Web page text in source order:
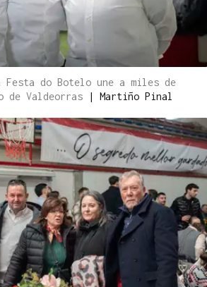
do Botelo une a miles de
de Valdeorras
| Martiño Pinal